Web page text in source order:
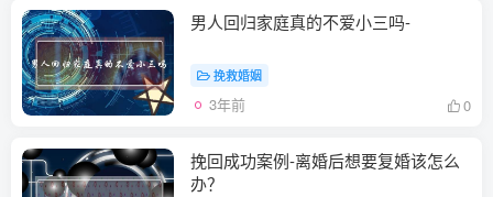
男人回归家庭真的不爱小三吗-
挽救婚姻
3年前 0
挽回成功案例-离婚后想要复婚该怎么
办？